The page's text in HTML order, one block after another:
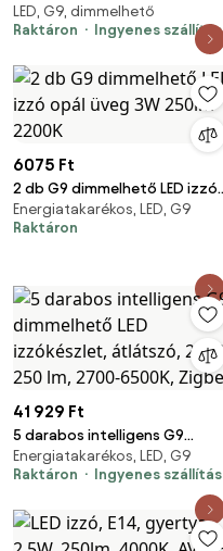
dimmelhető LED izzókészlet
2,5W 250 lm 2700K-6500K
LED, G9, dimmelhető
Raktáron
Ingyenes szállítás
6075 Ft
2 db G9 dimmelhető LED izzó
opál üveg 3W 250lm 2200K
Energiatakarékos, LED, G9
Raktáron
41 929 Ft
5 darabos intelligens G9
dimmelhető LED izzókészlet,
átlátszó, 2,5 W, 250 lm, 2700-
Energiatakarékos, LED, G9
Raktáron
Ingyenes szállítás